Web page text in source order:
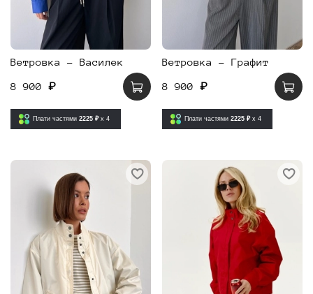
Ветровка - Василек
8 900 ₽
Плати частями 2225 ₽ x 4
Ветровка - Графит
8 900 ₽
Плати частями 2225 ₽ x 4